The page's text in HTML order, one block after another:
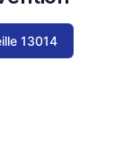
13014